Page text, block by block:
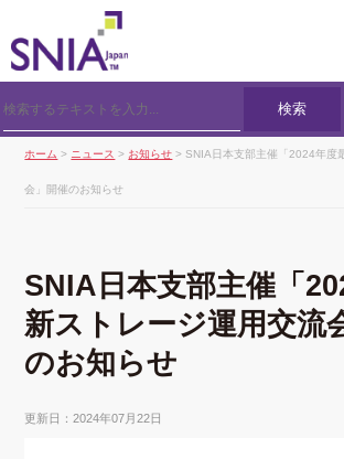
検索
ホーム > ニュース > お知らせ > SNIA日本支部主催「2024年度
会」開催のお知らせ
SNIA日本支部主催「
新ストレージ運用交流
のお知らせ
更新日：2024年07月22日